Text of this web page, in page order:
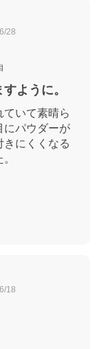
28
ように。
ていて素晴ら
にパウダーが
きにくくなる
18